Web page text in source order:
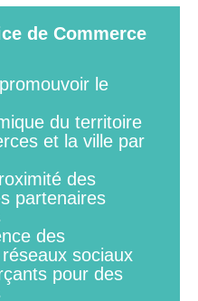
de Commerce
le
du territoire
et la ville par
des
partenaires
des
sociaux
pour des